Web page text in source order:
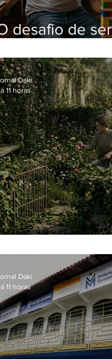
desafio de
Daki
11 horas
Daki
11 horas